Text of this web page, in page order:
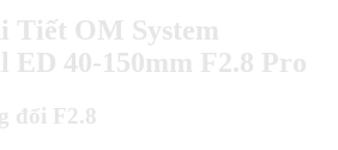
Tiết OM System
40-150mm F2.8 Pro
đổi F2.8